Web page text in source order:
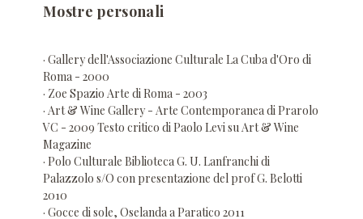
Mostre personali
· Gallery dell'Associazione Culturale La Cuba d'Oro di
Roma - 2000
· Zoe Spazio Arte di Roma - 2003
· Art & Wine Gallery - Arte Contemporanea di Prarolo
VC - 2009 Testo critico di Paolo Levi su Art & Wine
Magazine
· Polo Culturale Biblioteca G. U. Lanfranchi di
Palazzolo s/O con presentazione del prof G. Belotti
2010
· Gocce di sole, Oselanda a Paratico 2011